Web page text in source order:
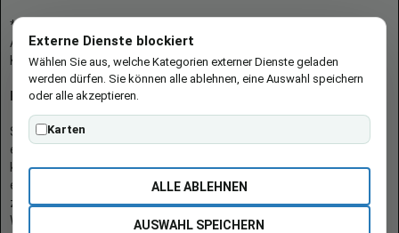
* = Afilliate-Link (=Werbung)
Als Amazon-Partner verdient der Seitenbetreiber an qualifizierten
Käufen.
Hinweis zu Preisen und Verfügbarkeiten
Sofern Produktpreise und Verfügbarkeiten angezeigt werden,
entsprechen diese dem angegebenen Stand (Datum/Uhrzeit) und
können sich auf der verlinkten Seite jederzeit ändern. Für den Kauf
eines Produkts gelten die Angaben zu Preis und Verfügbarkeit, die
zum Kaufzeitpunkt [auf der/den maßgeblichen Amazon-
Website(s)] angezeigt werden.
Externe Dienste blockiert
Wählen Sie aus, welche Kategorien externer Dienste geladen
werden dürfen. Sie können alle ablehnen, eine Auswahl speichern
oder alle akzeptieren.
Karten
ALLE ABLEHNEN
AUSWAHL SPEICHERN